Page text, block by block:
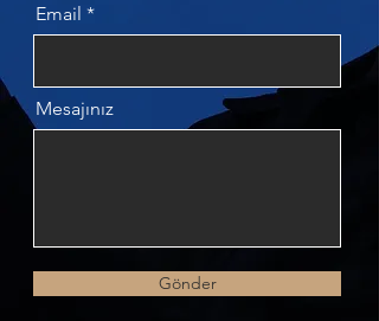
Email
Mesajınız
Gönder